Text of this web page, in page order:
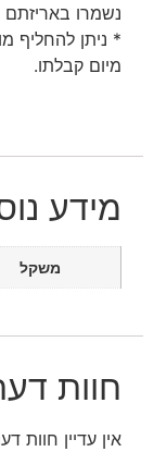
נשמרו באריזתם
מיום קבלתו.
מידע
משקל
חוות
אין עדיין חוות